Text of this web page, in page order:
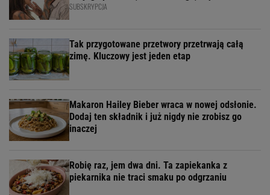
SUBSKRYPCJA
Tak przygotowane przetwory przetrwają całą
zimę. Kluczowy jest jeden etap
Makaron Hailey Bieber wraca w nowej odsłonie.
Dodaj ten składnik i już nigdy nie zrobisz go
inaczej
Robię raz, jem dwa dni. Ta zapiekanka z
piekarnika nie traci smaku po odgrzaniu